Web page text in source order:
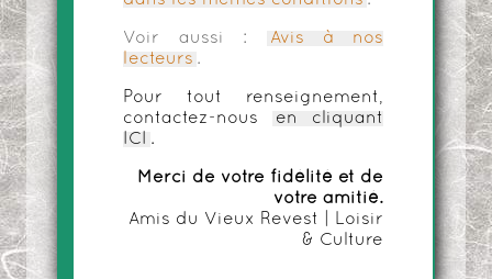
Voir aussi :
Avis à nos
lecteurs .
Pour tout renseignement,
contactez-nous
en cliquant
ICI
.
Merci de votre fidélité et de
votre amitié.
Amis du Vieux Revest | Loisir
& Culture